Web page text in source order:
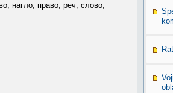
нагло, право, реч, слово,